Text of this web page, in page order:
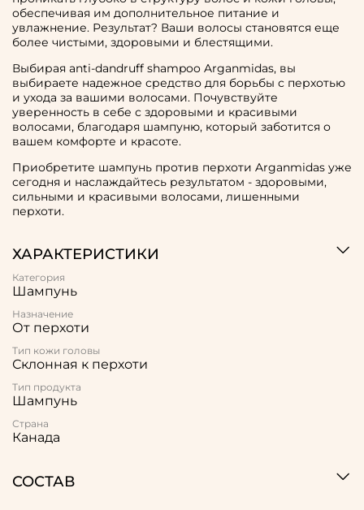
обеспечивая им дополнительное питание и
увлажнение. Результат? Ваши волосы становятся еще
более чистыми, здоровыми и блестящими.
Выбирая anti-dandruff shampoo Arganmidas, вы
выбираете надежное средство для борьбы с перхотью
и ухода за вашими волосами. Почувствуйте
уверенность в себе с здоровыми и красивыми
волосами, благодаря шампуню, который заботится о
вашем комфорте и красоте.
Приобретите шампунь против перхоти Arganmidas уже
сегодня и наслаждайтесь результатом - здоровыми,
сильными и красивыми волосами, лишенными
перхоти.
ХАРАКТЕРИСТИКИ
Категория
Шампунь
Назначение
От перхоти
Тип кожи головы
Склонная к перхоти
Тип продукта
Шампунь
Страна
Канада
СОСТАВ